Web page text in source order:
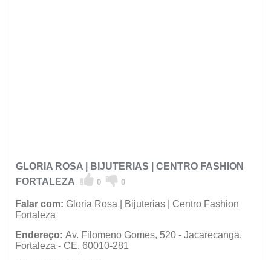
GLORIA ROSA | BIJUTERIAS | CENTRO FASHION
FORTALEZA
0 0
Falar com: Gloria Rosa | Bijuterias | Centro Fashion
Fortaleza
Endereço: Av. Filomeno Gomes, 520 - Jacarecanga,
Fortaleza - CE, 60010-281